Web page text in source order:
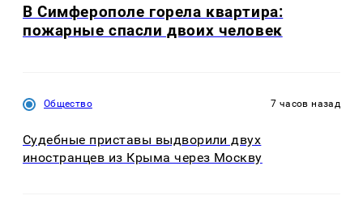
В Симферополе горела квартира:
пожарные спасли двоих человек
Общество 7 часов назад
Судебные приставы выдворили двух
иностранцев из Крыма через Москву